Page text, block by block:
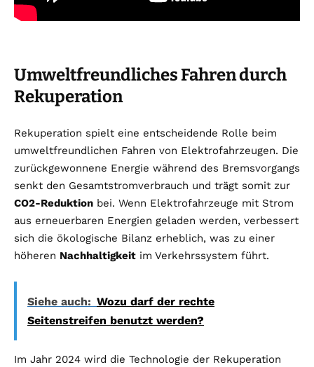
Umweltfreundliches Fahren durch
Rekuperation
Rekuperation spielt eine entscheidende Rolle beim
umweltfreundlichen Fahren von Elektrofahrzeugen. Die
zurückgewonnene Energie während des Bremsvorgangs
senkt den Gesamtstromverbrauch und trägt somit zur
CO2-Reduktion bei. Wenn Elektrofahrzeuge mit Strom
aus erneuerbaren Energien geladen werden, verbessert
sich die ökologische Bilanz erheblich, was zu einer
höheren Nachhaltigkeit im Verkehrssystem führt.
Siehe auch: Wozu darf der rechte
Seitenstreifen benutzt werden?
Im Jahr 2024 wird die Technologie der Rekuperation